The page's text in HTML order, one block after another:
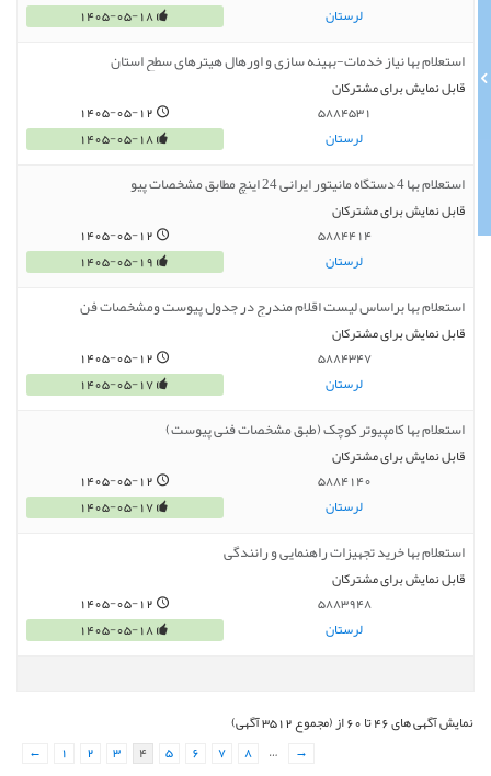
لرستان
1405-05-18
استعلام بها نیاز خدمات-بهینه سازی و اورهال هیترهای سطح استان
قابل نمایش برای مشترکان
5884531
لرستان
1405-05-12
1405-05-18
استعلام بها 4 دستگاه مانیتور ایرانی 24 اینچ مطابق مشخصات پیو
قابل نمایش برای مشترکان
5884414
لرستان
1405-05-12
1405-05-19
استعلام بها براساس لیست اقلام مندرج در جدول پیوست ومشخصات فن
قابل نمایش برای مشترکان
5884347
لرستان
1405-05-12
1405-05-17
استعلام بها کامپیوتر کوچک (طبق مشخصات فنی پیوست)
قابل نمایش برای مشترکان
5884140
لرستان
1405-05-12
1405-05-17
استعلام بها خرید تجهیزات راهنمایی و رانندگی
قابل نمایش برای مشترکان
5883948
لرستان
1405-05-12
1405-05-18
نمایش آگهی های 46 تا 60 از (مجموع 3512 آگهی)
←
1 2 3 4 5 6 7 8 … →